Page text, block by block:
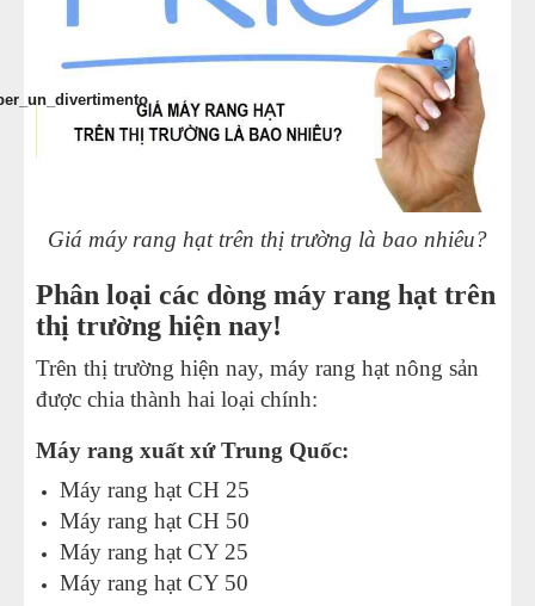
Giá máy rang hạt trên thị trường là bao nhiêu?
Phân loại các dòng máy rang hạt trên
thị trường hiện nay!
Trên thị trường hiện nay, máy rang hạt nông sản
được chia thành hai loại chính:
Máy rang xuất xứ Trung Quốc:
Máy rang hạt CH 25
Máy rang hạt CH 50
Máy rang hạt CY 25
Máy rang hạt CY 50
MÁY ÉP DẦU THỰC VẬT